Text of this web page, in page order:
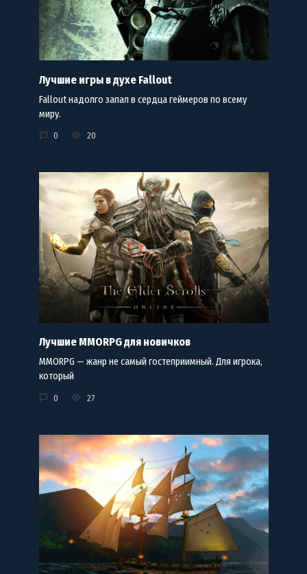
Лучшие игры в духе Fallout
Fallout надолго запал в сердца геймеров по всему
миру.
0 20
Лучшие MMORPG для новичков
MMORPG — жанр не самый гостеприимный. Для игрока,
который
0 27